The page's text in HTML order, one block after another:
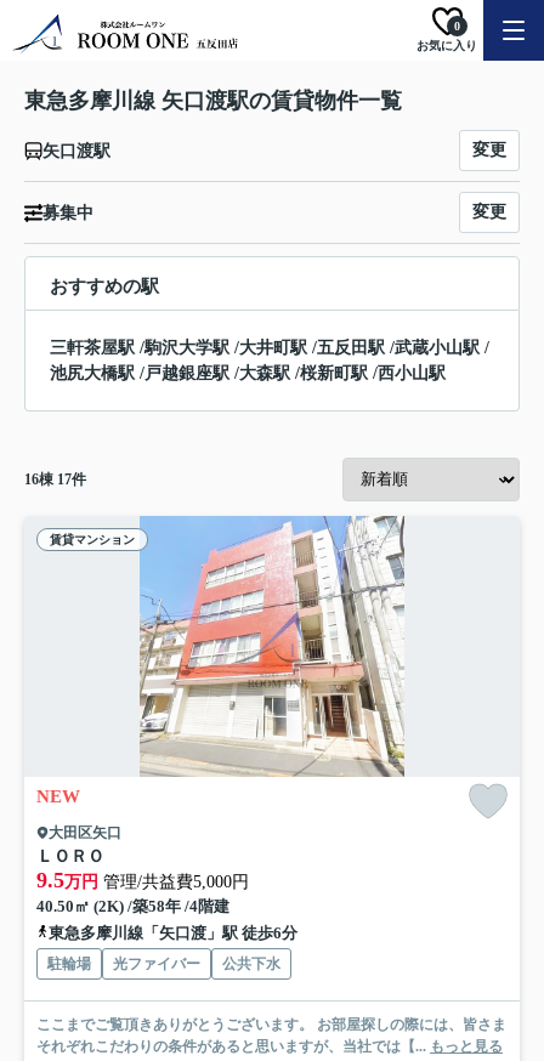
お気に入り
0
東急多摩川線 矢口渡駅の賃貸物件一覧
矢口渡駅 変更
募集中 変更
おすすめの駅
三軒茶屋駅 /駒沢大学駅 /大井町駅 /五反田駅 /武蔵小山駅 /
池尻大橋駅 /戸越銀座駅 /大森駅 /桜新町駅 /西小山駅
16棟 17件
賃貸マンション
NEW
大田区矢口
ＬＯＲＯ
9.5万円 管理/共益費5,000円
40.50㎡ (2K) /築58年 /4階建
東急多摩川線「矢口渡」駅 徒歩6分
駐輪場 光ファイバー 公共下水
ここまでご覧頂きありがとうございます。 お部屋探しの際には、皆さま
それぞれこだわりの条件があると思いますが、当社では【... もっと見る